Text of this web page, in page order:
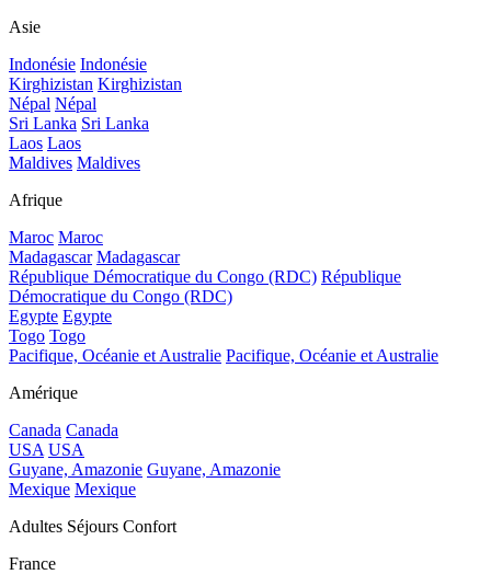
Asie
Indonésie Indonésie
Kirghizistan Kirghizistan
Népal Népal
Sri Lanka Sri Lanka
Laos Laos
Maldives Maldives
Afrique
Maroc Maroc
Madagascar Madagascar
République Démocratique du Congo (RDC) République
Démocratique du Congo (RDC)
Egypte Egypte
Togo Togo
Pacifique, Océanie et Australie Pacifique, Océanie et Australie
Amérique
Canada Canada
USA USA
Guyane, Amazonie Guyane, Amazonie
Mexique Mexique
Adultes Séjours Confort
France